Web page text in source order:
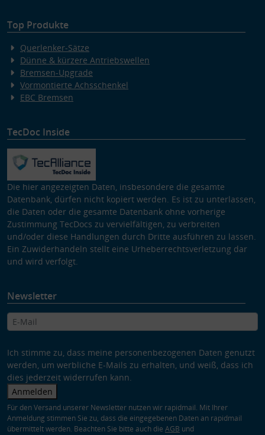
Top Produkte
Querlenker-Sätze
Dünne & kürzere Antriebswellen
Bremsen-Upgrade
Vormontierte Achsschenkel
EBC Bremsen
TecDoc Inside
Die hier angezeigten Daten, insbesondere die gesamte
Datenbank, dürfen nicht kopiert werden. Es ist zu unterlassen,
die Daten oder die gesamte Datenbank ohne vorherige
Zustimmung TecDocs zu vervielfältigen, zu verbreiten
und/oder diese Handlungen durch Dritte ausführen zu lassen.
Ein Zuwiderhandeln stellt eine Urheberrechtsverletzung dar
und wird verfolgt.
Newsletter
Ich stimme zu, dass meine personenbezogenen Daten genutzt
werden, um werbliche E-Mails zu erhalten, und weiß, dass ich
dies jederzeit widerrufen kann.
Anmelden
Für den Versand unserer Newsletter nutzen wir rapidmail. Mit Ihrer
Anmeldung stimmen Sie zu, dass die eingegebenen Daten an rapidmail
übermittelt werden. Beachten Sie bitte auch die AGB und